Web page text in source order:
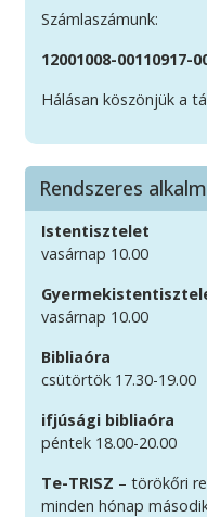
Számlaszámunk:
12001008-00110917-
Hálásan köszönjük a
Rendszeres
Istentisztelet
vasárnap 10.00
vasárnap 10.00
Bibliaóra
csütörtök 17.30-19.00
ifjúsági bibliaóra
péntek 18.00-20.00
Te-TRISZ – törökőri
minden hónap